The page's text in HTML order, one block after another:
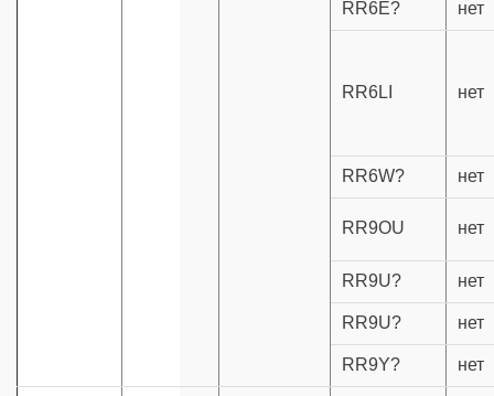
RR6E? нет
RR6LI нет
RR6W? нет
RR9OU нет
RR9U? нет
RR9U? нет
RR9Y? нет